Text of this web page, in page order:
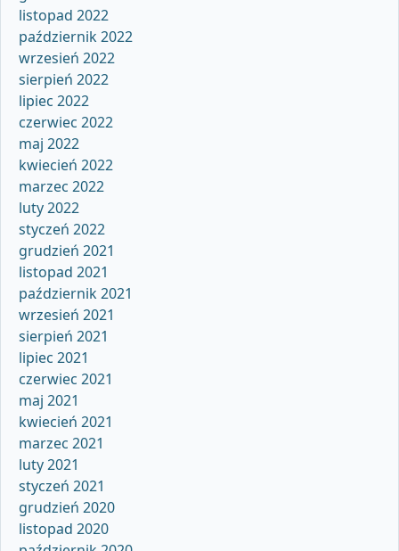
listopad 2022
październik 2022
wrzesień 2022
sierpień 2022
lipiec 2022
czerwiec 2022
maj 2022
kwiecień 2022
marzec 2022
luty 2022
styczeń 2022
grudzień 2021
listopad 2021
październik 2021
wrzesień 2021
sierpień 2021
lipiec 2021
czerwiec 2021
maj 2021
kwiecień 2021
marzec 2021
luty 2021
styczeń 2021
grudzień 2020
listopad 2020